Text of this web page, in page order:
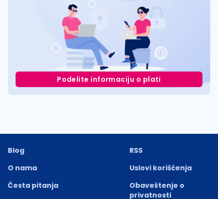
Podelite informaciju o plati
Blog
O nama
Česta pitanja
RSS
Uslovi korišćenja
Obaveštenje o
privatnosti